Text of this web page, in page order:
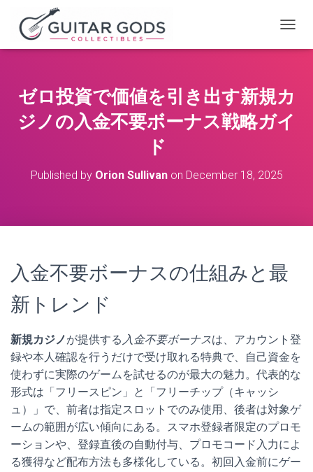
O
E
N
A
ゼロ投資で価値を引き出す新規カ
ジノの入金不要ボーナス戦略ガイ
ド
Published by Orion Sullivanon December 18, 2025
入金不要ボーナスの仕組みと最
新トレンド
新規カジノが提供する 入金不要ボーナスは、アカウント登
録や本人確認を行うだけで受け取れる特典で、自己資金を
使わずに実際のゲームを試せるのが最大の魅力。代表的な
形式は「フリースピン」と「フリーチップ（キャッシ
ュ）」で、前者は指定スロットでのみ使用、後者は対象ゲ
ームの範囲が広い傾向にある。スマホ登録者限定のプロモ
ーションや、登録直後の自動付与、プロモコード入力によ
る獲得など配布方法も多様化している。初回入金前にゲー